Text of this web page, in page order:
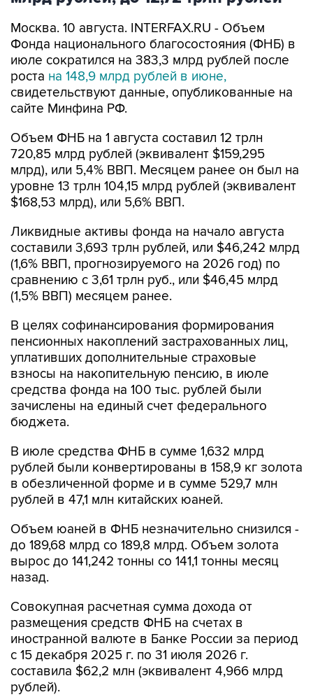
июле сократился на 383,3 млрд рублей после
ростана 148,9 млрд рублей в июне,
свидетельствуют данные, опубликованные на
сайте Минфина РФ.
Объем ФНБ на 1 августа составил 12 трлн
млрд), или 5,4% ВВП. Месяцем ранее он был на
уровне 13 трлн 104,15 млрд рублей (эквивалент
$168,53 млрд), или 5,6% ВВП.
Ликвидные активы фонда на начало августа
(1,6% ВВП, прогнозируемого на 2026 год) по
сравнению с 3,61 трлн руб., или $46,45 млрд
(1,5% ВВП) месяцем ранее.
В целях софинансирования формирования
уплативших дополнительные страховые
взносы на накопительную пенсию, в июле
средства фонда на 100 тыс. рублей были
зачислены на единый счет федерального
бюджета.
В июле средства ФНБ в сумме 1,632 млрд
в обезличенной форме и в сумме 529,7 млн
рублей в 47,1 млн китайских юаней.
Объем юаней в ФНБ незначительно снизился -
вырос до 141,242 тонны со 141,1 тонны месяц
назад.
Совокупная расчетная сумма дохода от
иностранной валюте в Банке России за период
с 15 декабря 2025 г. по 31 июля 2026 г.
составила $62,2 млн (эквивалент 4,966 млрд
рублей).
Курсовая разница по номинированным в